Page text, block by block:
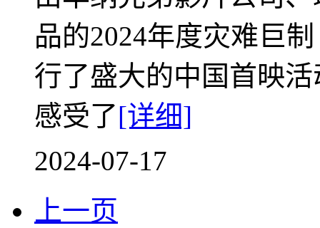
品的2024年度灾难巨
行了盛大的中国首映
感受了[详细]
2024-07-17
上一页